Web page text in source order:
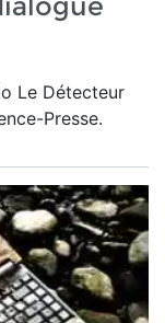
Le Détecteur
Presse.